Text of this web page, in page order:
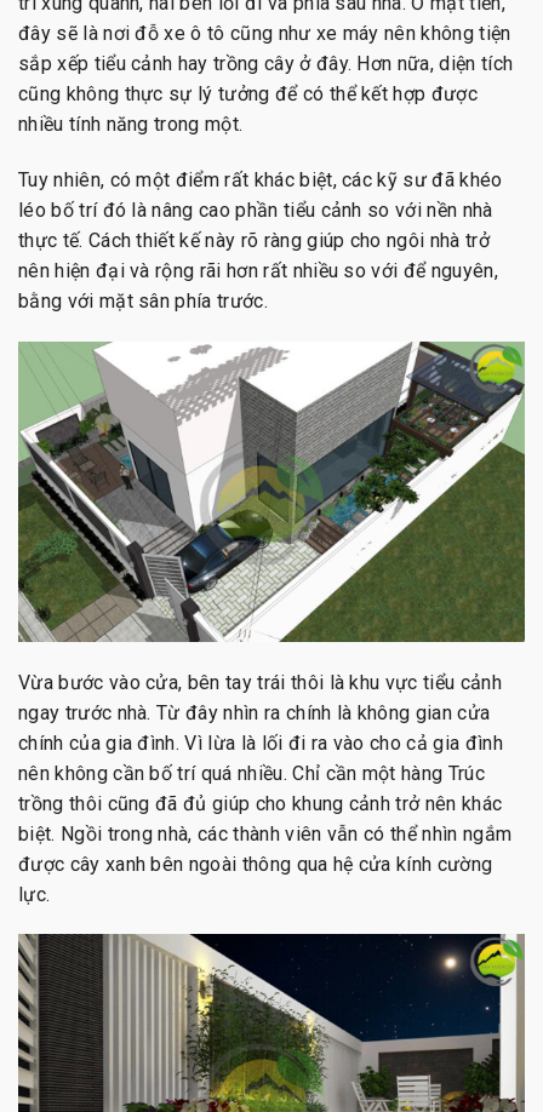
đây sẽ là nơi đỗ xe ô tô cũng như xe máy nên không tiện
sắp xếp tiểu cảnh hay trồng cây ở đây. Hơn nữa, diện tích
cũng không thực sự lý tưởng để có thể kết hợp được
nhiều tính năng trong một.
Tuy nhiên, có một điểm rất khác biệt, các kỹ sư đã khéo
léo bố trí đó là nâng cao phần tiểu cảnh so với nền nhà
thực tế. Cách thiết kế này rõ ràng giúp cho ngôi nhà trở
nên hiện đại và rộng rãi hơn rất nhiều so với để nguyên,
bằng với mặt sân phía trước.
Vừa bước vào cửa, bên tay trái thôi là khu vực tiểu cảnh
ngay trước nhà. Từ đây nhìn ra chính là không gian cửa
chính của gia đình. Vì lừa là lối đi ra vào cho cả gia đình
nên không cần bố trí quá nhiều. Chỉ cần một hàng Trúc
trồng thôi cũng đã đủ giúp cho khung cảnh trở nên khác
biệt. Ngồi trong nhà, các thành viên vẫn có thể nhìn ngắm
được cây xanh bên ngoài thông qua hệ cửa kính cường
lực.